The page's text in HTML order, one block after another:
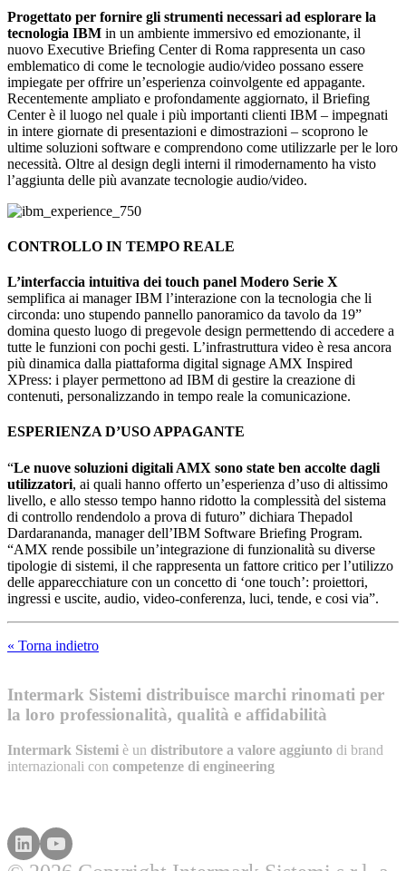
Progettato per fornire gli strumenti necessari ad esplorare la
tecnologia IBM in un ambiente immersivo ed emozionante, il
nuovo Executive Briefing Center di Roma rappresenta un caso
emblematico di come le tecnologie audio/video possano essere
impiegate per offrire un’esperienza coinvolgente ed appagante.
Recentemente ampliato e profondamente aggiornato, il Briefing
Center è il luogo nel quale i più importanti clienti IBM – impegnati
in intere giornate di presentazioni e dimostrazioni – scoprono le
ultime soluzioni software e comprendono come utilizzarle per le loro
necessità. Oltre al design degli interni il rimodernamento ha visto
l’aggiunta delle più avanzate tecnologie audio/video.
CONTROLLO IN TEMPO REALE
L’interfaccia intuitiva dei touch panel Modero Serie X
semplifica ai manager IBM l’interazione con la tecnologia che li
circonda: uno stupendo pannello panoramico da tavolo da 19”
domina questo luogo di pregevole design permettendo di accedere a
tutte le funzioni con pochi gesti. L’infrastruttura video è resa ancora
più dinamica dalla piattaforma digital signage AMX Inspired
XPress: i player permettono ad IBM di gestire la creazione di
contenuti, personalizzando in tempo reale la comunicazione.
ESPERIENZA D’USO APPAGANTE
“Le nuove soluzioni digitali AMX sono state ben accolte dagli
utilizzatori, ai quali hanno offerto un’esperienza d’uso di altissimo
livello, e allo stesso tempo hanno ridotto la complessità del sistema
di controllo rendendolo a prova di futuro” dichiara Thepadol
Dardarananda, manager dell’IBM Software Briefing Program.
“AMX rende possibile un’integrazione di funzionalità su diverse
tipologie di sistemi, il che rappresenta un fattore critico per l’utilizzo
delle apparecchiature con un concetto di ‘one touch’: proiettori,
ingressi e uscite, audio, video-conferenza, luci, tende, e cosi via”.
« Torna indietro
Intermark Sistemi distribuisce marchi rinomati per
la loro professionalità, qualità e affidabilità
Intermark Sistemi è un distributore a valore aggiunto di brand
internazionali con competenze di engineering